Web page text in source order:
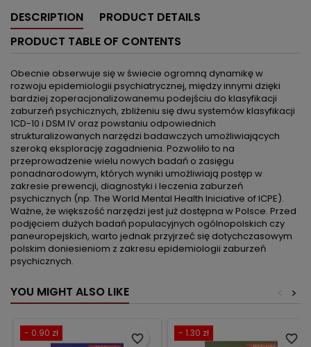
DESCRIPTION
PRODUCT DETAILS
PRODUCT TABLE OF CONTENTS
Obecnie obserwuje się w świecie ogromną dynamikę w
rozwoju epidemiologii psychiatrycznej, między innymi dzięki
bardziej zoperacjonalizowanemu podejściu do klasyfikacji
zaburzeń psychicznych, zbliżeniu się dwu systemów klasyfikacji
1CD-10 i DSM IV oraz powstaniu odpowiednich
strukturalizowanych narzędzi badawczych umożliwiających
szeroką eksplorację zagadnienia. Pozwoliło to na
przeprowadzenie wielu nowych badań o zasięgu
ponadnarodowym, których wyniki umożliwiają postęp w
zakresie prewencji, diagnostyki i leczenia zaburzeń
psychicznych (np. The World Mental Health Iniciative of ICPE).
Ważne, że większość narzędzi jest już dostępna w Polsce. Przed
podjęciem dużych badań populacyjnych ogólnopolskich czy
paneuropejskich, warto jednak przyjrzeć się dotychczasowym
polskim doniesieniom z zakresu epidemiologii zaburzeń
psychicznych.
YOU MIGHT ALSO LIKE >
<
- 0.90 zł favorite_border - 1.30 zł favorite_border